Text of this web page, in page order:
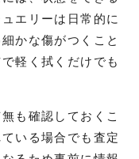
エリーは日常的に
かな傷がつくこと
軽く拭くだけでも
も確認しておくこ
いる場合でも査定